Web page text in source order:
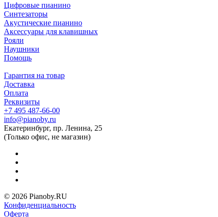
Цифровые пианино
Синтезаторы
Акустические пианино
Аксессуары для клавишных
Рояли
Наушники
Помощь
Гарантия на товар
Доставка
Оплата
Реквизиты
+7 495 487-66-00
info@pianoby.ru
Екатеринбург, пр. Ленина, 25
(Только офис, не магазин)
© 2026 Pianoby.RU
Конфиденциальность
Оферта